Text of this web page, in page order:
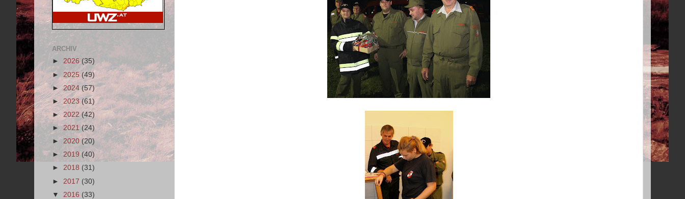
ARCHIV
► 2026 (35)
► 2025(49)
►2024(57)
► 2023 (61)
► 2022(42)
►2021(24)
► 2020 (20)
► 2019 (40)
► 2018 (31)
► 2017 (30)
▼ 2016 (33)